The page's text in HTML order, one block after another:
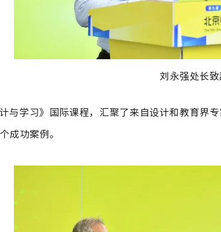
刘永强处长致
与学习》国际课程，汇聚了来自设计和教育界
成功案例。